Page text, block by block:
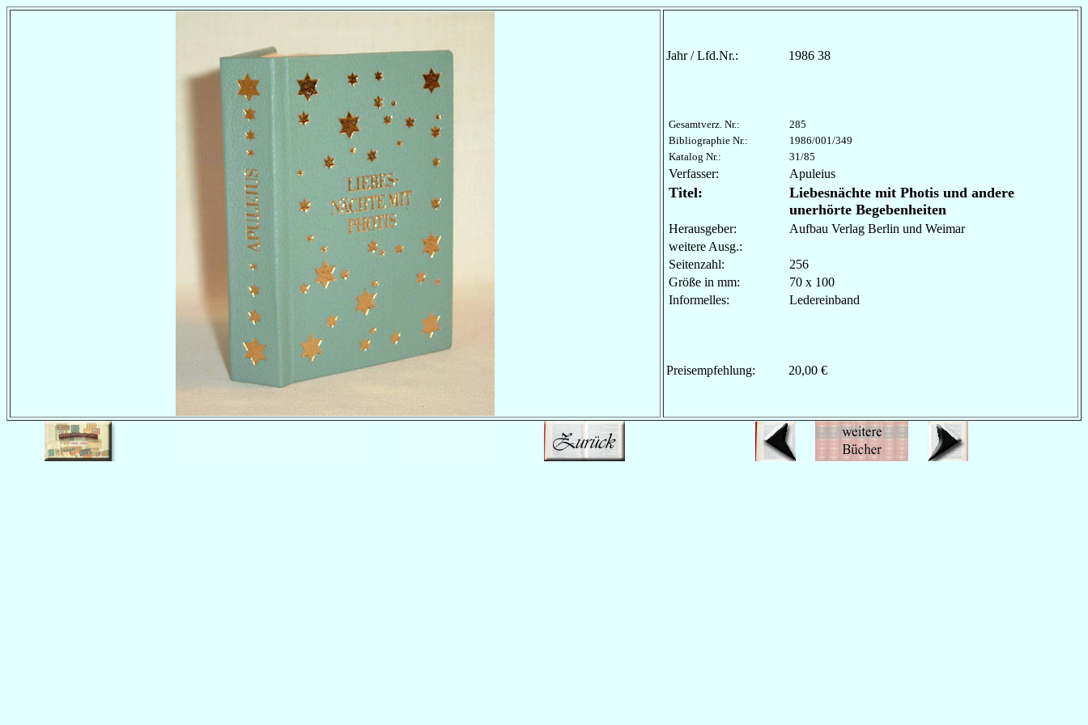
Jahr / Lfd.Nr.: 1986 38
Gesamtverz. Nr.:
285
Bibliographie Nr.:
1986/001/349
Katalog Nr.:
31/85
Verfasser: Apuleius
Titel:
Liebesnächte mit Photis und andere
unerhörte Begebenheiten
Herausgeber:
Aufbau Verlag Berlin und Weimar
weitere Ausg.:
Seitenzahl:
256
Größe in mm:
70 x 100
Informelles:
Ledereinband
Preisempfehlung: 20,00 €